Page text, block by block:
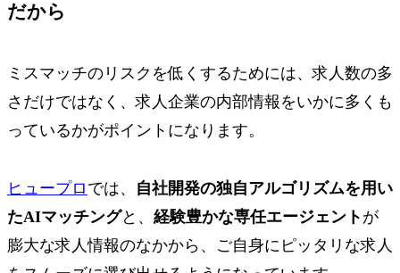
だから
ミスマッチのリスクを低くするためには、求人数の多
さだけではなく、求人企業の内部情報をいかに多くも
っているかがポイントになります。
ヒュープロ では、 自社開発の独自アルゴリズムを用い
たAIマッチングと、 経験豊かな専任エージェント が
膨大な求人情報のなかから、 ご自身にピッタリな求人